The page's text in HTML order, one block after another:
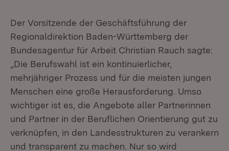
Der Vorsitzende der Geschäftsführung der
Regionaldirektion Baden-Württemberg der
Bundesagentur für Arbeit Christian Rauch sagte:
„Die Berufswahl ist ein kontinuierlicher,
mehrjähriger Prozess und für die meisten jungen
Menschen eine große Herausforderung. Umso
wichtiger ist es, die Angebote aller Partnerinnen
und Partner in der Beruflichen Orientierung gut zu
verknüpfen, in den Landesstrukturen zu verankern
und transparent zu machen. Nur so wird